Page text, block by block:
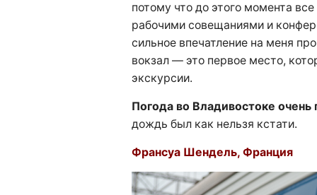
потому что до этого момента
рабочими совещаниями и
сильное впечатление на меня
вокзал — это первое место,
экскурсии.
Погода во Владивостоке очень
дождь был как нельзя кстати.
Франсуа Шендель, Франция